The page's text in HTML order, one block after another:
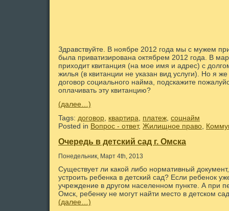
Здравствуйте. В ноябре 2012 года мы с мужем
была приватизирована октябрем 2012 года. В
приходит квитанция (на мое имя и адрес) с
жилья (в квитанции не указан вид услуги). Но я
договор социального найма, подскажите
оплачивать эту квитанцию?
(далее…)
Tags: договор квартира платеж соцнайм
Posted in Вопрос - ответ, Жилищное право
Очередь в детский сад г. Омска
Понедельник, Март 4th, 2013
Существует ли какой либо нормативный
устроить ребенка в детский сад? Если ребенок
учреждение в другом населенном пункте. А при
Омск, ребенку не могут найти место в детском
(далее…)